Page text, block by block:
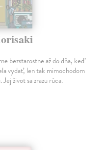
bezstarostne až do dňa, keď
vydať, len tak mimochodom
Jej život sa zrazu rúca.